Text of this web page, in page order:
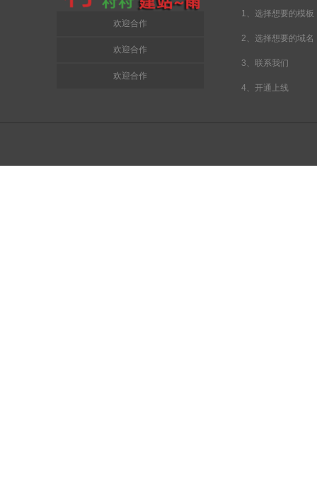
欢迎合作
欢迎合作
欢迎合作
1、选择想要的模板
2、选择想要的域名
3、联系我们
4、开通上线